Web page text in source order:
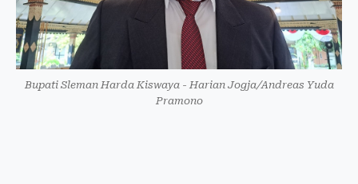
Bupati Sleman Harda Kiswaya - Harian Jogja/Andreas Yuda
Pramono